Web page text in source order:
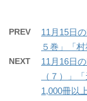
PREV
11月15日
５巻」「
NEXT
11月16日
（７）」
1,000冊以上